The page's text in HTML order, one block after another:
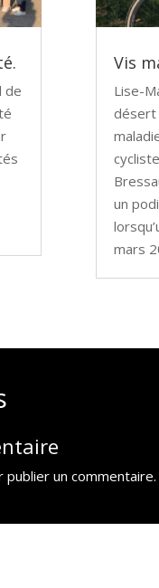
de
Vis
Lise-
désert
un
mars
publier un commentaire.